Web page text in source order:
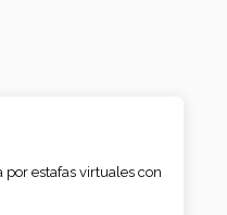
estafas virtuales con